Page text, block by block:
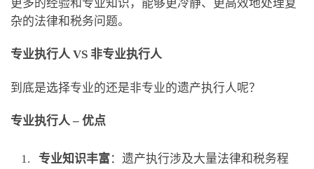
更多的经验和专业知识，能够更冷静、更高效地处理复
杂的法律和税务问题。
专业执行人 VS 非专业执行人
到底是选择专业的还是非专业的遗产执行人呢？
专业执行人 – 优点
专业知识丰富：遗产执行涉及大量法律和税务程